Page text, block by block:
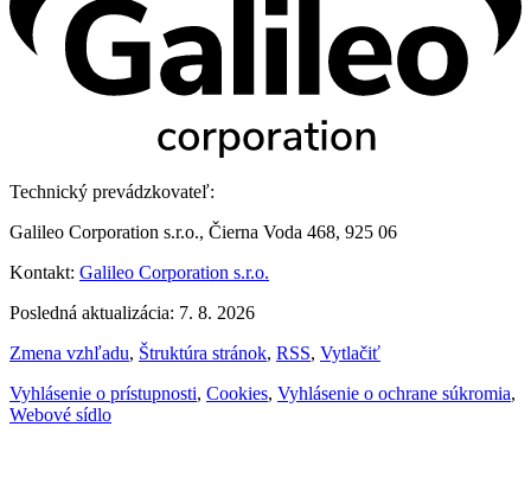
Technický prevádzkovateľ:
Galileo Corporation s.r.o., Čierna Voda 468, 925 06
Kontakt: Galileo Corporation s.r.o.
Posledná aktualizácia: 7. 8. 2026
Zmena vzhľadu, Štruktúra stránok, RSS, Vytlačiť
Vyhlásenie o prístupnosti, Cookies, Vyhlásenie o ochrane súkromia,
Webové sídlo